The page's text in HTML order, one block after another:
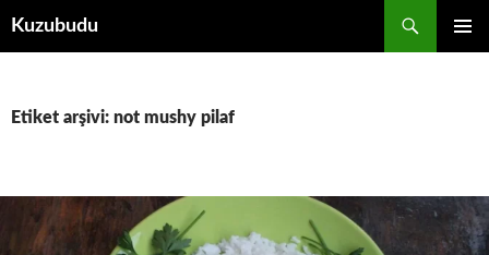
Kuzubudu
Etiket arşivi: not mushy pilaf